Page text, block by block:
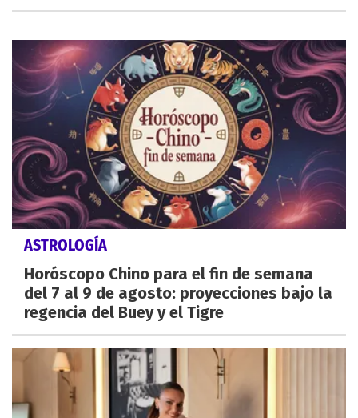
ASTROLOGÍA
Horóscopo Chino para el fin de semana
del 7 al 9 de agosto: proyecciones bajo la
regencia del Buey y el Tigre